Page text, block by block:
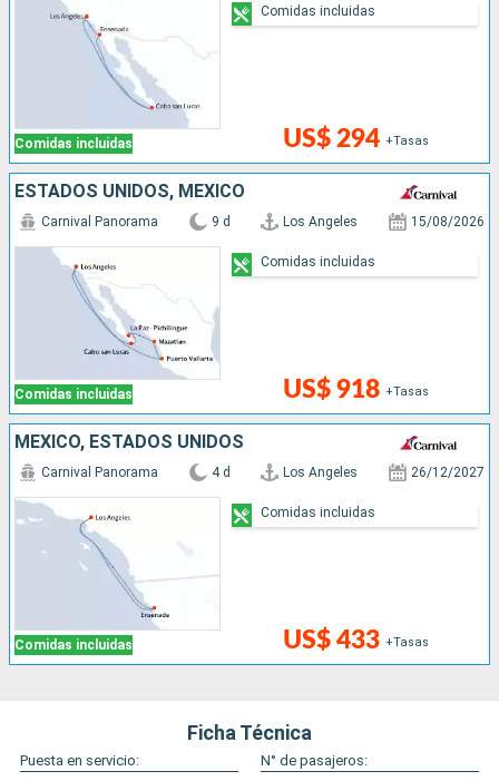
Comidas incluidas US$ 294 +Tasas
Comidas incluidas
ESTADOS UNIDOS, MÉXICO
Comidas incluidas
Carnival Panorama 9 d Los Angeles 15/08/2026
US$ 918 +Tasas
Comidas incluidas
MÉXICO, ESTADOS UNIDOS
Comidas incluidas
Carnival Panorama 4 d Los Angeles 26/12/2027
US$ 433 +Tasas
Comidas incluidas
Ficha Técnica
Puesta en servicio:
N° de pasajeros: